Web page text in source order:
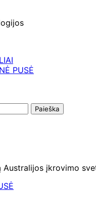
PUSĖ
Australijos įkrovimo